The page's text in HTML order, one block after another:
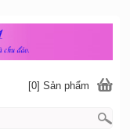
[0] Sản phẩm